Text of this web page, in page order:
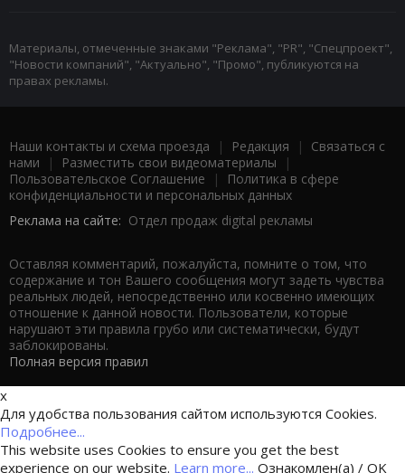
Материалы, отмеченные знаками "Реклама", "PR", "Спецпроект",
"Новости компаний", "Актуально", "Промо", публикуются на
правах рекламы.
Наши контакты и схема проезда | Редакция | Связаться с
нами | Разместить свои видеоматериалы |
Пользовательское Соглашение |
Политика в сфере
конфиденциальности и персональных данных
Реклама на сайте: Отдел продаж digital рекламы
Оставляя комментарий, пожалуйста, помните о том, что
содержание и тон Вашего сообщения могут задеть чувства
реальных людей, непосредственно или косвенно имеющих
отношение к данной новости. Пользователи, которые
нарушают эти правила грубо или систематически, будут
заблокированы.
Полная версия правил
x
Для удобства пользования сайтом используются Cookies.
Подробнее...
This website uses Cookies to ensure you get the best
experience on our website. Learn more... Ознакомлен(а) / OK